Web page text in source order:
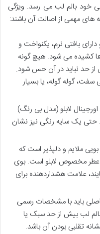
خود بالم لب می رسد. ویژگی
های مهمی از اصالت آن باشند:
دارای بافتی نرم، یکنواخت و
کشیده می شود. هیچ گونه
از حد نباید در آن حس شود.
گوله گوله، یا بسیار
لابلو (مدل بی رنگ)
حتی یک سایه رنگی نیز نشان
بویی ملایم و دلپذیر است که
عطر مخصوص لابلو است. بوی
علامت هشداردهنده برای
باید با مشخصات رسمی
لب بیش از حد سبک یا
تقلبی بودن آن باشد.